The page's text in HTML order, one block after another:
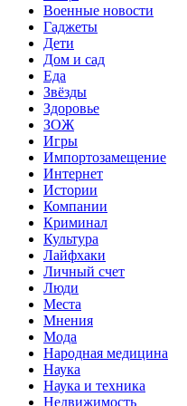
Военные новости
Гаджеты
Дети
Дом и сад
Еда
Звёзды
Здоровье
ЗОЖ
Игры
Импортозамещение
Интернет
Истории
Компании
Криминал
Культура
Лайфхаки
Личный счет
Люди
Места
Мнения
Мода
Народная медицина
Наука
Наука и техника
Недвижимость